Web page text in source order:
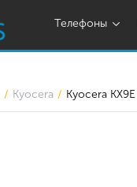
Телефоны
Kyocera Kyocera KX9E